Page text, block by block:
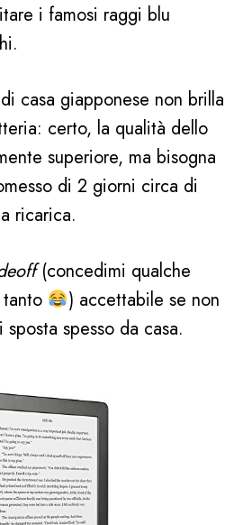
i famosi raggi blu
casa giapponese non brilla
certo, la qualità dello
superiore, ma bisogna
di 2 giorni circa di
ricarica.
(concedimi qualche
) accettabile se non
spesso da casa.